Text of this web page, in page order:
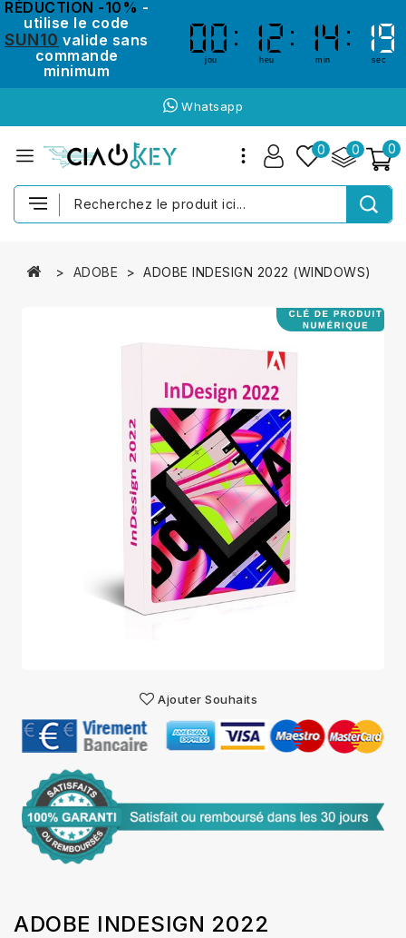
RÉDUCTION -10% -
utilise le code
SUN10 valide sans
commande
minimum
00
00
jou
12
12
heu
14
14
min
18
18
sec
Whatsapp
0
0
0
ADOBE ADOBE INDESIGN 2022 (WINDOWS)
Ajouter Souhaits
ADOBE INDESIGN 2022